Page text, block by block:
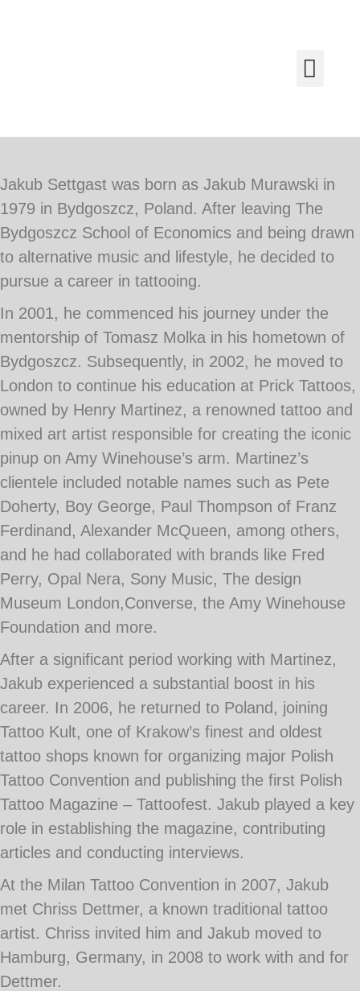
Jakub Settgast was born as Jakub Murawski in
1979 in Bydgoszcz, Poland. After leaving The
Bydgoszcz School of Economics and being drawn
to alternative music and lifestyle, he decided to
pursue a career in tattooing.
In 2001, he commenced his journey under the
mentorship of Tomasz Molka in his hometown of
Bydgoszcz. Subsequently, in 2002, he moved to
London to continue his education at Prick Tattoos,
owned by Henry Martinez, a renowned tattoo and
mixed art artist responsible for creating the iconic
pinup on Amy Winehouse’s arm. Martinez’s
clientele included notable names such as Pete
Doherty, Boy George, Paul Thompson of Franz
Ferdinand, Alexander McQueen, among others,
and he had collaborated with brands like Fred
Perry, Opal Nera, Sony Music, The design
Museum London,Converse, the Amy Winehouse
Foundation and more.
After a significant period working with Martinez,
Jakub experienced a substantial boost in his
career. In 2006, he returned to Poland, joining
Tattoo Kult, one of Krakow’s finest and oldest
tattoo shops known for organizing major Polish
Tattoo Convention and publishing the first Polish
Tattoo Magazine – Tattoofest. Jakub played a key
role in establishing the magazine, contributing
articles and conducting interviews.
At the Milan Tattoo Convention in 2007, Jakub
met Chriss Dettmer, a known traditional tattoo
artist. Chriss invited him and Jakub moved to
Hamburg, Germany, in 2008 to work with and for
Dettmer.